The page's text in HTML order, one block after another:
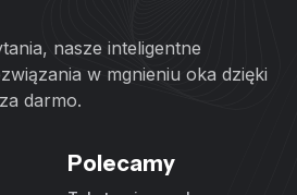
nasze inteligentne
w mgnieniu oka dzięki
darmo.
Polecamy